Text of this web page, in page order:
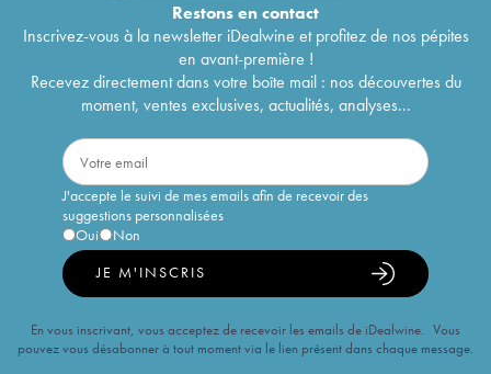
Restons encontact
Inscrivez-vous à la newsletter iDealwine et profitez de nos pépites
en avant-première !
Recevez directement dans votre boîte mail : nos découvertes du
moment, ventes exclusives, actualités, analyses...
J'accepte le suivi de mes emails afin de recevoir des
suggestions personnalisées
Oui
Non
JE M'INSCRIS
En vous inscrivant, vous acceptez de recevoir les emails de iDealwine. Vous
pouvez vous désabonner à tout moment via le lien présent dans chaque message.